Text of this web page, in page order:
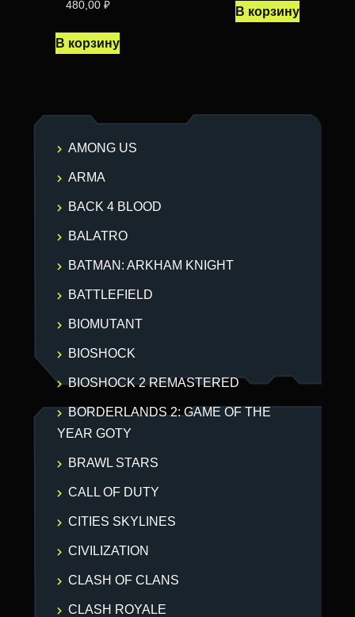
480,00 ₽
В корзину
В корзину
AMONG US
ARMA
BACK 4 BLOOD
BALATRO
BATMAN: ARKHAM KNIGHT
BATTLEFIELD
BIOMUTANT
BIOSHOCK
BIOSHOCK 2 REMASTERED
BORDERLANDS 2: GAME OF THE
YEAR GOTY
BRAWL STARS
CALL OF DUTY
CITIES SKYLINES
CIVILIZATION
CLASH OF CLANS
CLASH ROYALE